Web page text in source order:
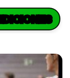
EDICIONES